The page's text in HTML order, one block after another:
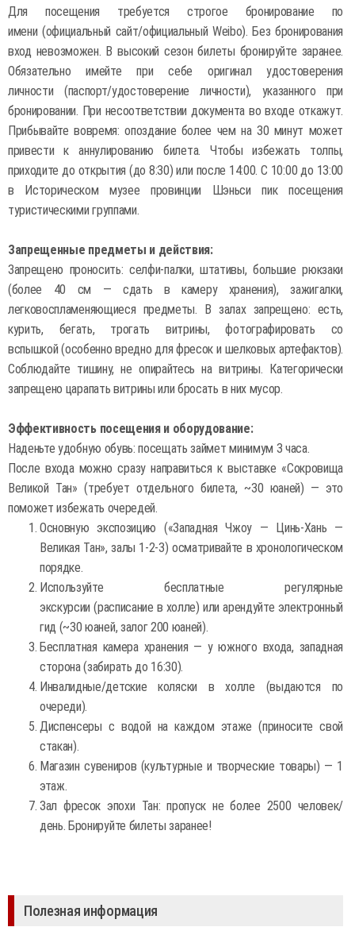
Для посещения требуется строгое бронирование по
имени (официальный сайт/официальный Weibo). Без бронирования
вход невозможен. В высокий сезон билеты бронируйте заранее.
Обязательно имейте при себе оригинал удостоверения
личности (паспорт/удостоверение личности), указанного при
бронировании. При несоответствии документа во входе откажут.
Прибывайте вовремя: опоздание более чем на 30 минут может
привести к аннулированию билета. Чтобы избежать толпы,
приходите до открытия (до 8:30) или после 14:00. С 10:00 до 13:00
в Историческом музее провинции Шэньси пик посещения
туристическими группами.
Запрещенные предметы и действия:
Запрещено проносить: селфи-палки, штативы, большие рюкзаки
(более 40 см — сдать в камеру хранения), зажигалки,
легковоспламеняющиеся предметы. В залах запрещено: есть,
курить, бегать, трогать витрины, фотографировать со
вспышкой (особенно вредно для фресок и шелковых артефактов).
Соблюдайте тишину, не опирайтесь на витрины. Категорически
запрещено царапать витрины или бросать в них мусор.
Эффективность посещения и оборудование:
Наденьте удобную обувь: посещать займет минимум 3 часа.
После входа можно сразу направиться к выставке «Сокровища
Великой Тан» (требует отдельного билета, ~30 юаней) — это
поможет избежать очередей.
Основную экспозицию («Западная Чжоу — Цинь-Хань —
Великая Тан», залы 1-2-3) осматривайте в хронологическом
порядке.
Используйте бесплатные регулярные
экскурсии (расписание в холле) или арендуйте электронный
гид (~30 юаней, залог 200 юаней).
Бесплатная камера хранения — у южного входа, западная
сторона (забирать до 16:30).
Инвалидные/детские коляски в холле (выдаются по
очереди).
Диспенсеры с водой на каждом этаже (приносите свой
стакан).
Магазин сувениров (культурные и творческие товары) — 1
этаж.
Зал фресок эпохи Тан: пропуск не более 2500 человек/
день. Бронируйте билеты заранее!
Полезная информация